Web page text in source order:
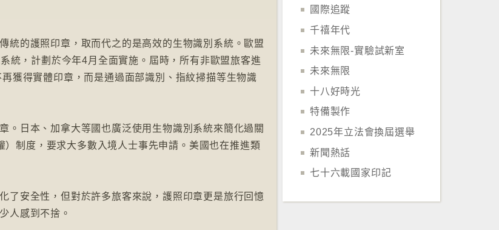
統的護照印章，取而代之的是高效的生物識別系統。歐盟
統，計劃於今年4月全面實施。屆時，所有非歐盟旅客進
獲得實體印章，而是通過面部識別、指紋掃描等生物識
。日本、加拿大等國也廣泛使用生物識別系統來簡化過關
制度，要求大多數入境人士事先申請。美國也在推進類
了安全性，但對於許多旅客來說，護照印章更是旅行回憶
人感到不捨。
國際追蹤
千禧年代
未來無限-實驗試新室
未來無限
十八好時光
特備製作
2025年立法會換屆選舉
新聞熱話
七十六載國家印記